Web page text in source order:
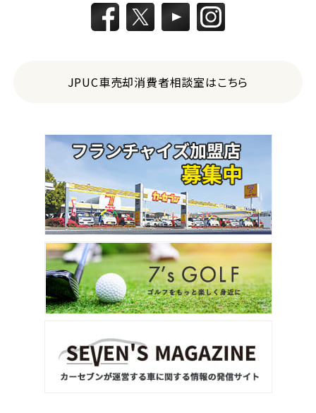
JPUC車売却消費者相談室はこちら